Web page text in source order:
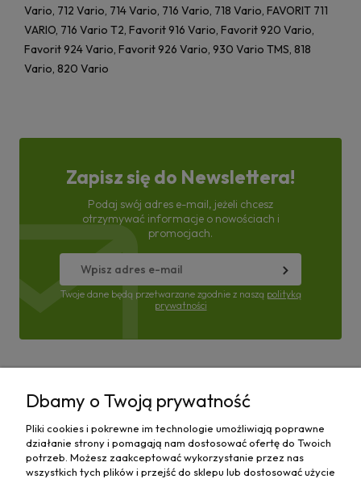
Vario, 712 Vario, 714 Vario, 716 Vario, 718 Vario, FAVORIT 711
VARIO, 716 Vario T2, Favorit 916 Vario, Favorit 920 Vario,
Favorit 924 Vario, Favorit 926 Vario, 930 Vario TMS, 818
Vario, 820 Vario
Zapisz się do Newslettera!
Podaj swój adres e-mail, jeżeli chcesz
otrzymywać informacje o nowościach i
promocjach.
Twoje dane będą przetwarzane zgodnie z naszą polityką
prywatności
Moje konto
Płatności i dostawa
Dbamy o Twoją prywatność
Pliki cookies i pokrewne im technologie umożliwiają poprawne
działanie strony i pomagają nam dostosować ofertę do Twoich
potrzeb. Możesz zaakceptować wykorzystanie przez nas
wszystkich tych plików i przejść do sklepu lub dostosować użycie